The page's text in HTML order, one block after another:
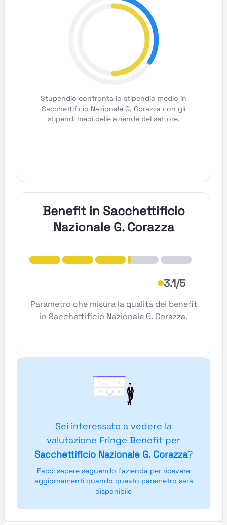
Stupendio confronta lo stipendio medio in
Sacchettificio Nazionale G. Corazza con gli
stipendi medi delle aziende del settore.
Benefit in Sacchettificio
Nazionale G. Corazza
3.1/5
Parametro che misura la qualità dei benefit
in Sacchettificio Nazionale G. Corazza.
Sei interessato a vedere la
valutazione Fringe Benefit per
Sacchettificio Nazionale G. Corazza?
Facci sapere seguendo l'azienda per ricevere
aggiornamenti quando questo parametro sarà
disponibile